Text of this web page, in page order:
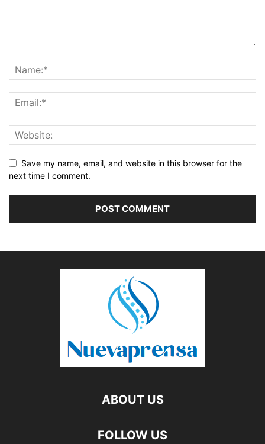
Save my name, email, and website in this browser for the
next time I comment.
ABOUT US
FOLLOW US